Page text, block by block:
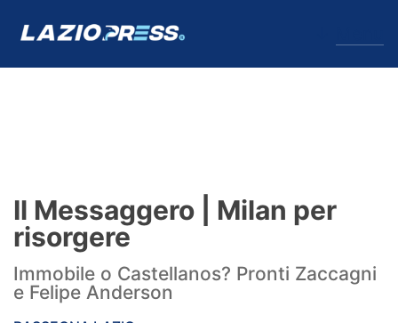
Formello
Infortuni
Primavera
Il Messaggero | Milan per
risorgere
Immobile o Castellanos? Pronti Zaccagni
e Felipe Anderson